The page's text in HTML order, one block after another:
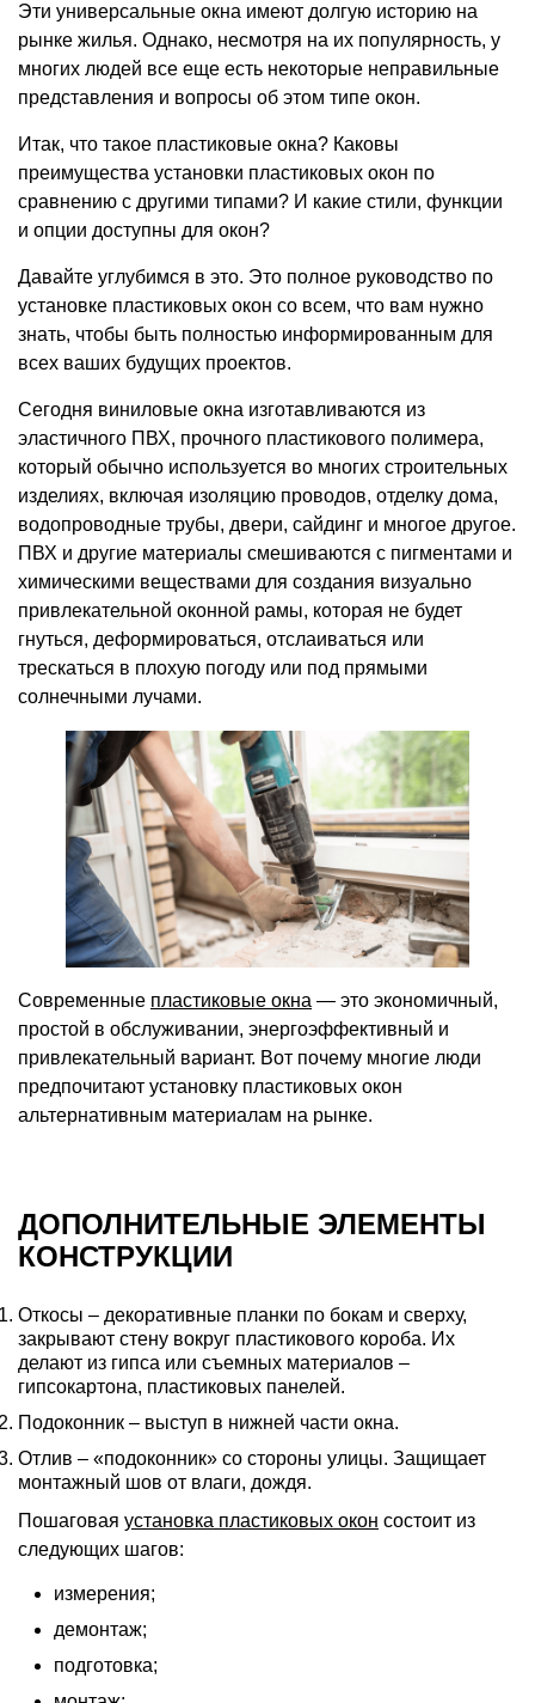
Эти универсальные окна имеют долгую историю на
рынке жилья. Однако, несмотря на их популярность, у
многих людей все еще есть некоторые неправильные
представления и вопросы об этом типе окон.
Итак, что такое пластиковые окна? Каковы
преимущества установки пластиковых окон по
сравнению с другими типами? И какие стили, функции
и опции доступны для окон?
Давайте углубимся в это. Это полное руководство по
установке пластиковых окон со всем, что вам нужно
знать, чтобы быть полностью информированным для
всех ваших будущих проектов.
Сегодня виниловые окна изготавливаются из
эластичного ПВХ, прочного пластикового полимера,
который обычно используется во многих строительных
изделиях, включая изоляцию проводов, отделку дома,
водопроводные трубы, двери, сайдинг и многое другое.
ПВХ и другие материалы смешиваются с пигментами и
химическими веществами для создания визуально
привлекательной оконной рамы, которая не будет
гнуться, деформироваться, отслаиваться или
трескаться в плохую погоду или под прямыми
солнечными лучами.
Современные пластиковые окна — это экономичный,
простой в обслуживании, энергоэффективный и
привлекательный вариант. Вот почему многие люди
предпочитают установку пластиковых окон
альтернативным материалам на рынке.
ДОПОЛНИТЕЛЬНЫЕ ЭЛЕМЕНТЫ
КОНСТРУКЦИИ
Откосы – декоративные планки по бокам и сверху,
закрывают стену вокруг пластикового короба. Их
делают из гипса или съемных материалов –
гипсокартона, пластиковых панелей.
Подоконник – выступ в нижней части окна.
Отлив – «подоконник» со стороны улицы. Защищает
монтажный шов от влаги, дождя.
Пошаговая установка пластиковых окон состоит из
следующих шагов:
измерения;
демонтаж;
подготовка;